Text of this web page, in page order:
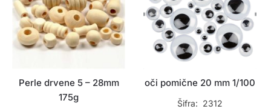
Perle drvene 5 – 28mm
175g
oči pomične 20 mm 1/100
Šifra: 2312